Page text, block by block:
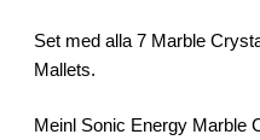
Set med alla 7 Marble
Mallets.
Meinl Sonic Energy Marble